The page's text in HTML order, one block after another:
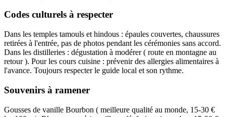
Codes culturels à respecter
Dans les temples tamouls et hindous : épaules couvertes, chaussures
retirées à l'entrée, pas de photos pendant les cérémonies sans accord.
Dans les distilleries : dégustation à modérer ( route en montagne au
retour ). Pour les cours cuisine : prévenir des allergies alimentaires à
l'avance. Toujours respecter le guide local et son rythme.
Souvenirs à ramener
Gousses de vanille Bourbon ( meilleure qualité au monde, 15-30 €